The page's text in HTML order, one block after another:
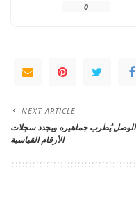
0
NEXT ARTICLE
الوصل يُطرب جماهيره ويجدد سجلات
الأرقام القياسية